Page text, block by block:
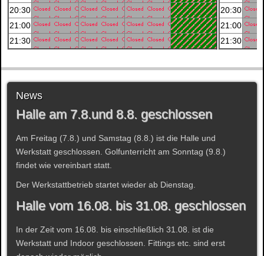
20:30
21:00
21:30
20:30
21:00
21:30
News
Halle am 7.8.und 8.8. geschlossen
Am Freitag (7.8.) und Samstag (8.8.) ist die Halle und
Werkstatt geschlossen. Golfunterricht am Sonntag (9.8.)
findet wie vereinbart statt.
Der Werkstattbetrieb startet wieder ab Dienstag.
Halle vom 16.08. bis 31.08. geschlossen
In der Zeit vom 16.08. bis einschließlich 31.08. ist die
Werkstatt und Indoor geschlossen. Fittings etc. sind erst